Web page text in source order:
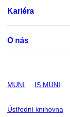
Kariéra
O nás
MUNI IS MUNI
Ústřední knihovna